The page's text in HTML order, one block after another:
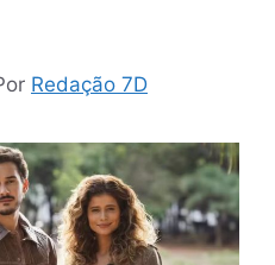
Redação 7D